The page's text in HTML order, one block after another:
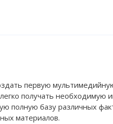
первую
получать необходимую
полную базу различных
материалов.